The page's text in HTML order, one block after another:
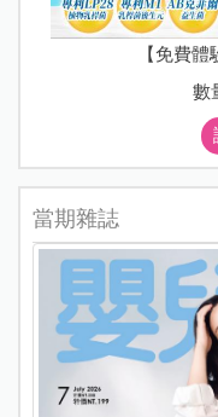
【免費
數
當期雜誌